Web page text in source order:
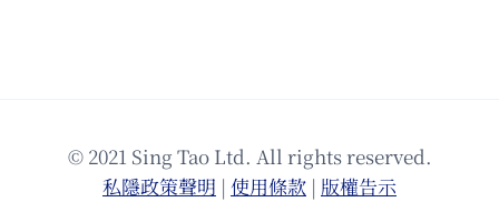
© 2021 Sing Tao Ltd. All rights reserved.
私隱政策聲明 | 使⽤條款 | 版權告⽰